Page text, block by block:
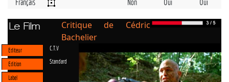
Français
Non Oui Oui
Le Film
Critique de Cédric
Bachelier
Editeur C.T.V
Edition Standard
Label